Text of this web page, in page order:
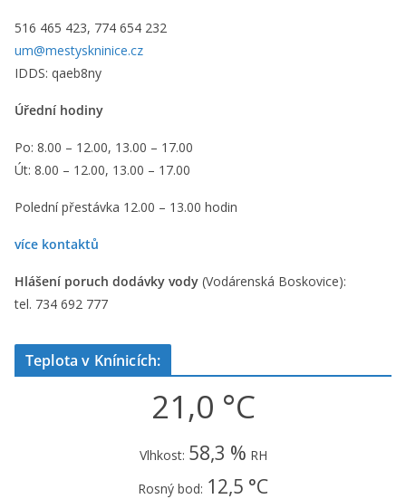
516 465 423, 774 654 232
um@mestyskninice.cz
IDDS: qaeb8ny
Úřední hodiny
Po: 8.00 – 12.00, 13.00 – 17.00
Út: 8.00 – 12.00, 13.00 – 17.00
Polední přestávka 12.00 – 13.00 hodin
více kontaktů
Hlášení poruch dodávky vody (Vodárenská Boskovice):
tel. 734 692 777
Teplota v Knínicích:
21,0 °C
Vlhkost: 58,3 % RH
Rosný bod: 12,5 °C